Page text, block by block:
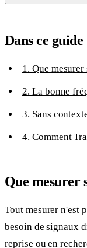
Dans ce guide
1. Que
2. La bonne
3. Sans
4. Comment
Que mesurer
Tout mesurer n'est
besoin de signaux
reprise ou en